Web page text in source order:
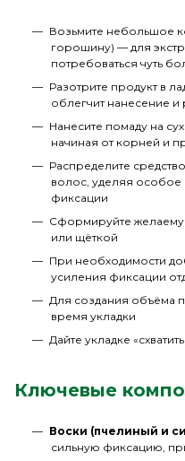
Возьмите небольшое
горошину) — для
потребоваться чуть
Разотрите продукт в
облегчит нанесение
Нанесите помаду на
начиная от корней и
Распределите
волос, уделяя
фиксации
Сформируйте
или щёткой
При необходимости
усиления фиксации
Для создания объёма
время укладки
Дайте укладке
Ключевые
Воски (пчелиный и
сильную фиксацию,